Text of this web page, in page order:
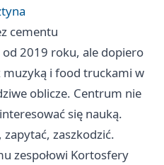
cementu
od 2019 roku, ale dopiero
muzyką i food truckami w
oblicze. Centrum nie
się nauką.
zaszkodzić.
zespołowi Kortosfery